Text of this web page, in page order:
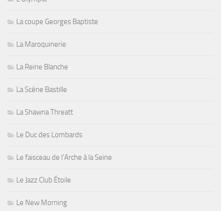
La coupe Georges Baptiste
La Maroquinerie
La Reine Blanche
La Scène Bastille
La Shawna Threatt
Le Duc des Lombards
Le faisceau de l'Arche à la Seine
Le Jazz Club Étoile
Le New Morning